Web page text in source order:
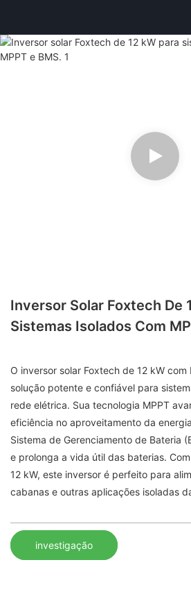
Inversor Solar Foxtech De
Sistemas Isolados Com
O inversor solar Foxtech de 12 kW com
solução potente e confiável para
rede elétrica. Sua tecnologia MPPT
eficiência no aproveitamento da
Sistema de Gerenciamento de Bateria
e prolonga a vida útil das baterias.
12 kW, este inversor é perfeito para
cabanas e outras aplicações isoladas
investigação